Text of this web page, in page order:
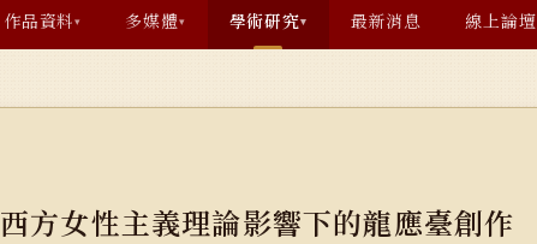
作品資料▾ 多媒體▾ 學術研究▾ 最新消息 線上論壇
西方女性主義理論影響下的龍應臺創作